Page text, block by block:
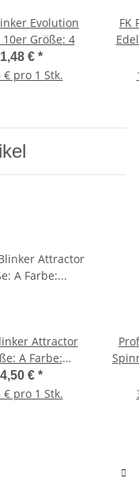
Evolution
10er Größe: 4
1,48 € *
€ pro 1 Stk.
FK
Attractor
A Farbe:
grün
4,50 € *
€ pro 1 Stk.